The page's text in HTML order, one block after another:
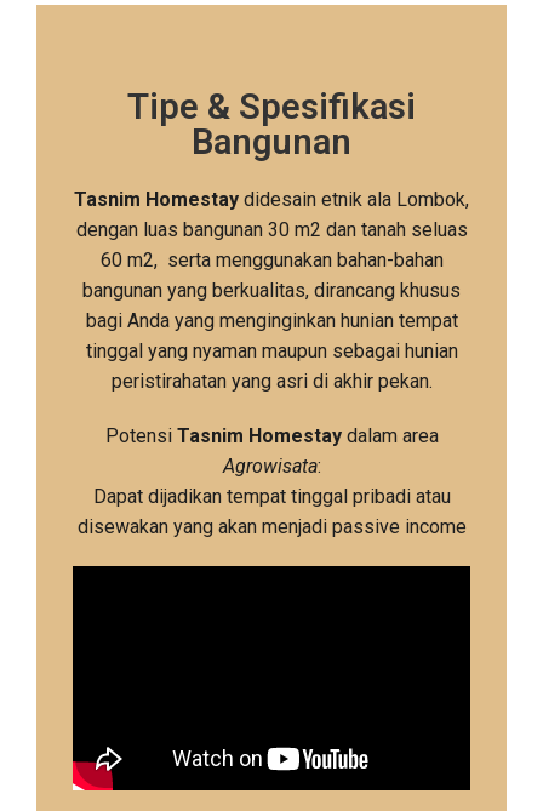
Tipe & Spesifikasi
Bangunan
Tasnim Homestay didesain etnik ala Lombok,
dengan luas bangunan 30 m2 dan tanah seluas
60 m2, serta menggunakan bahan-bahan
bangunan yang berkualitas, dirancang khusus
bagi Anda yang menginginkan hunian tempat
tinggal yang nyaman maupun sebagai hunian
peristirahatan yang asri di akhir pekan.
Potensi Tasnim Homestaydalam area
Agrowisata:
Dapat dijadikan tempat tinggal pribadi atau
disewakan yang akan menjadi passive income